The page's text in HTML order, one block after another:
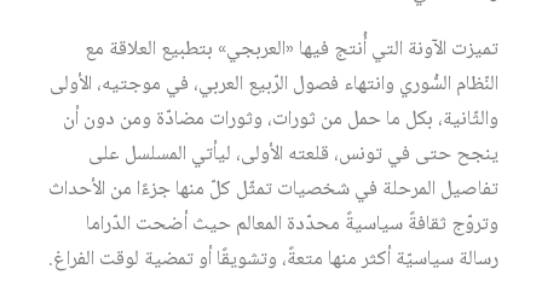
تميزت الآونة التي أُنتج فيها «العربجي» بتطبيع العلاقة مع
النّظام السُّوري وانتهاء فصول الرّبيع العربي، في موجتيه، الأولى
والثّانية، بكل ما حمل من ثورات، وثورات مضادّة ومن دون أن
ينجح حتى في تونس، قلعته الأولى، ليأتي المسلسل على
تفاصيل المرحلة في شخصيات تمثّل كلّ منها جزءًا من الأحداث
وتروّج ثقافةً سياسيةً محدّدة المعالم حيث أضحت الدّراما
رسالة سياسيّة أكثر منها متعةً، وتشويقًا أو تمضية لوقت الفراغ.